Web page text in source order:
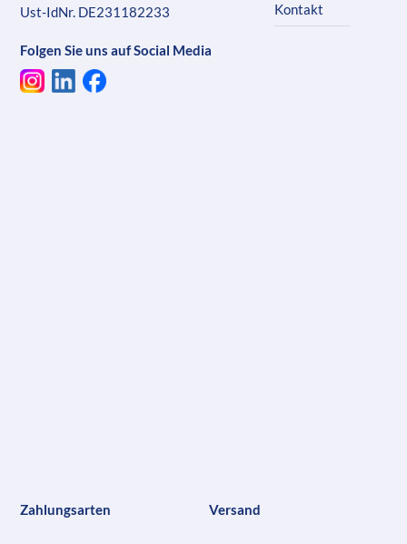
Ust-IdNr. DE231182233
Folgen Sie uns auf Social Media
Kontakt
Zahlungsarten Versand